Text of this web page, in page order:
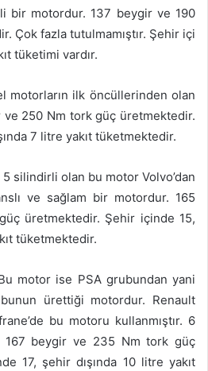
bir motordur. 137 beygir ve 190
Çok fazla tutulmamıştır. Şehir içi
tüketimi vardır.
motorların ilk öncüllerinden olan
250 Nm tork güç üretmektedir.
7 litre yakıt tüketmektedir.
5 silindirli olan bu motor Volvo’dan
ve sağlam bir motordur. 165
üretmektedir. Şehir içinde 15,
tüketmektedir.
motor ise PSA grubundan yani
ürettiği motordur. Renault
bu motoru kullanmıştır. 6
beygir ve 235 Nm tork güç
17, şehir dışında 10 litre yakıt